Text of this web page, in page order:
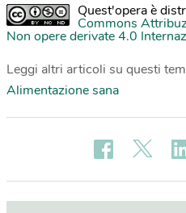
Quest'opera è
Commons
Non opere derivate 4.0
Leggi altri articoli su questi
Alimentazione sana